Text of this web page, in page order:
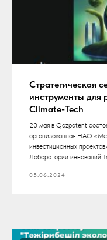
Стратегическая
инструменты для
Climate-Tech
20 мая в Qazpatent
организованная НАО
инвестиционных
Лаборатории инноваций
05.06.2024